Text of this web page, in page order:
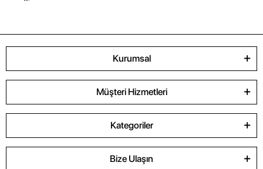
Kurumsal
Müşteri Hizmetleri
Kategoriler
Bize Ulaşın